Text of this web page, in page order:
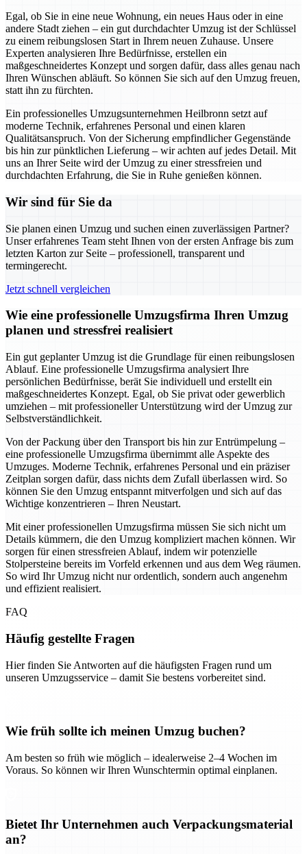
Egal, ob Sie in eine neue Wohnung, ein neues Haus oder in eine
andere Stadt ziehen – ein gut durchdachter Umzug ist der Schlüssel
zu einem reibungslosen Start in Ihrem neuen Zuhause. Unsere
Experten analysieren Ihre Bedürfnisse, erstellen ein
maßgeschneidertes Konzept und sorgen dafür, dass alles genau nach
Ihren Wünschen abläuft. So können Sie sich auf den Umzug freuen,
statt ihn zu fürchten.
Ein professionelles Umzugsunternehmen Heilbronn setzt auf
moderne Technik, erfahrenes Personal und einen klaren
Qualitätsanspruch. Von der Sicherung empfindlicher Gegenstände
bis hin zur pünktlichen Lieferung – wir achten auf jedes Detail. Mit
uns an Ihrer Seite wird der Umzug zu einer stressfreien und
durchdachten Erfahrung, die Sie in Ruhe genießen können.
Wir sind für Sie da
Sie planen einen Umzug und suchen einen zuverlässigen Partner?
Unser erfahrenes Team steht Ihnen von der ersten Anfrage bis zum
letzten Karton zur Seite – professionell, transparent und
termingerecht.
Jetzt schnell vergleichen
Wie eine professionelle Umzugsfirma Ihren Umzug
planen und stressfrei realisiert
Ein gut geplanter Umzug ist die Grundlage für einen reibungslosen
Ablauf. Eine professionelle Umzugsfirma analysiert Ihre
persönlichen Bedürfnisse, berät Sie individuell und erstellt ein
maßgeschneidertes Konzept. Egal, ob Sie privat oder gewerblich
umziehen – mit professioneller Unterstützung wird der Umzug zur
Selbstverständlichkeit.
Von der Packung über den Transport bis hin zur Entrümpelung –
eine professionelle Umzugsfirma übernimmt alle Aspekte des
Umzuges. Moderne Technik, erfahrenes Personal und ein präziser
Zeitplan sorgen dafür, dass nichts dem Zufall überlassen wird. So
können Sie den Umzug entspannt mitverfolgen und sich auf das
Wichtige konzentrieren – Ihren Neustart.
Mit einer professionellen Umzugsfirma müssen Sie sich nicht um
Details kümmern, die den Umzug kompliziert machen können. Wir
sorgen für einen stressfreien Ablauf, indem wir potenzielle
Stolpersteine bereits im Vorfeld erkennen und aus dem Weg räumen.
So wird Ihr Umzug nicht nur ordentlich, sondern auch angenehm
und effizient realisiert.
FAQ
Häufig gestellte Fragen
Hier finden Sie Antworten auf die häufigsten Fragen rund um
unseren Umzugsservice – damit Sie bestens vorbereitet sind.
Wie früh sollte ich meinen Umzug buchen?
Am besten so früh wie möglich – idealerweise 2–4 Wochen im
Voraus. So können wir Ihren Wunschtermin optimal einplanen.
Bietet Ihr Unternehmen auch Verpackungsmaterial
an?